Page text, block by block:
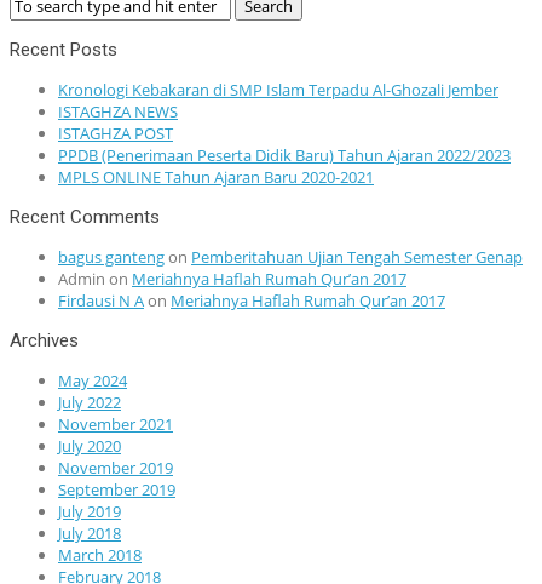
Recent Posts
Kronologi Kebakaran di SMP Islam Terpadu Al-Ghozali Jember
ISTAGHZA NEWS
ISTAGHZA POST
PPDB (Penerimaan Peserta Didik Baru) Tahun Ajaran 2022/2023
MPLS ONLINE Tahun Ajaran Baru 2020-2021
Recent Comments
bagus gantengon Pemberitahuan Ujian Tengah Semester Genap
Admin on Meriahnya Haflah Rumah Qur’an 2017
Firdausi N Aon Meriahnya Haflah Rumah Qur’an 2017
Archives
May 2024
July 2022
November 2021
July 2020
November 2019
September 2019
July 2019
July 2018
March 2018
February 2018